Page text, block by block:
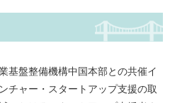
基盤整備機構中国本部との共催イ
チャー・スタートアップ支援の取